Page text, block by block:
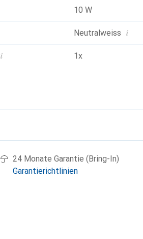
10 W
Neutralweiss i
i 1x
24 Monate Garantie (Bring-In)
Garantierichtlinien